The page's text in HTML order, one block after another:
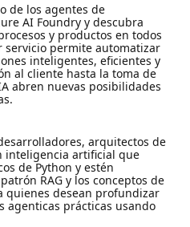
de los agentes de
AI Foundry y descubra
y productos en todos
servicio permite automatizar
inteligentes, eficientes y
al cliente hasta la toma de
abren nuevas posibilidades
arquitectos de
inteligencia artificial que
de Python y estén
RAG y los conceptos de
quienes desean profundizar
agenticas prácticas usando